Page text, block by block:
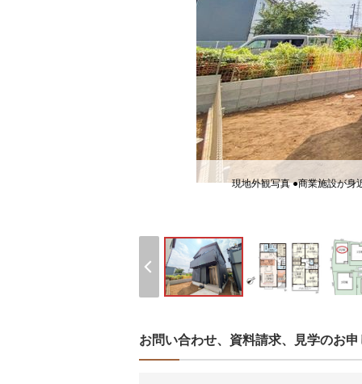
現地外観写真 ●商業施設が身
お問い合わせ、資料請求、見学のお